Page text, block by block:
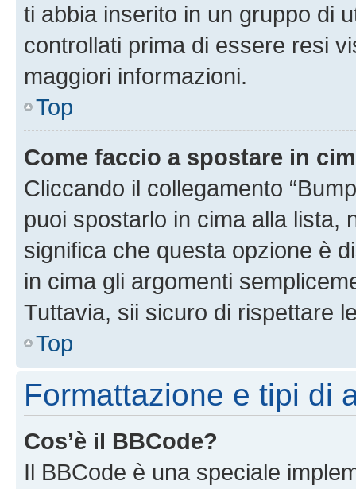
ti abbia inserito in un gruppo di
controllati prima di essere resi
maggiori informazioni.
Top
Come faccio a spostare in
Cliccando il collegamento
puoi spostarlo in cima alla lista,
significa che questa opzione è
in cima gli argomenti
Tuttavia, sii sicuro di rispettare
Top
Formattazione e tipi di
Cos’è il BBCode?
Il BBCode è una speciale